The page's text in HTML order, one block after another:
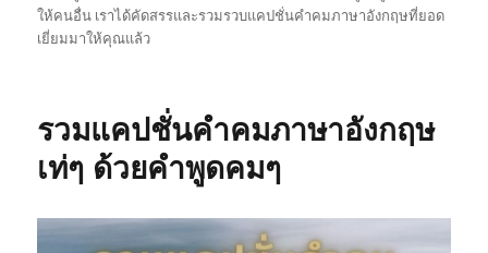
ให้คนอื่น เราได้คัดสรรและรวมรวบแคปชั่นคำคมภาษาอังกฤษที่ยอด
เยี่ยมมาให้คุณแล้ว
รวมแคปชั่นคำคมภาษาอังกฤษ
เท่ๆ ด้วยคำพูดคมๆ